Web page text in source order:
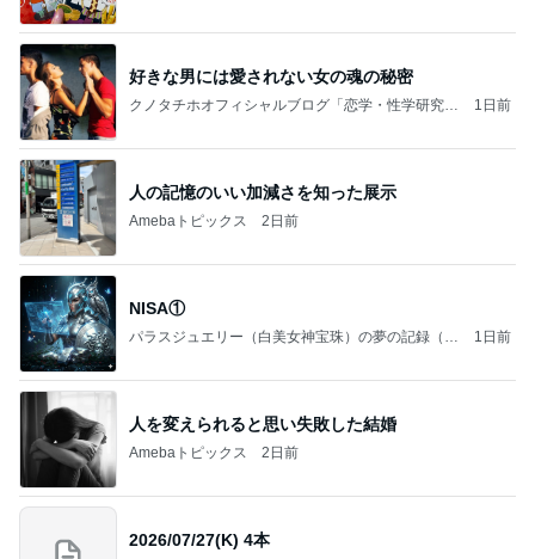
好きな男には愛されない女の魂の秘密
クノタチホオフィシャルブログ「恋学・性学研究
1日前
人の記憶のいい加減さを知った展示
Amebaトピックス 2日前
NISA①
パラスジュエリー（白美女神宝珠）の夢の記録（続
1日前
人を変えられると思い失敗した結婚
Amebaトピックス 2日前
2026/07/27(K) 4本